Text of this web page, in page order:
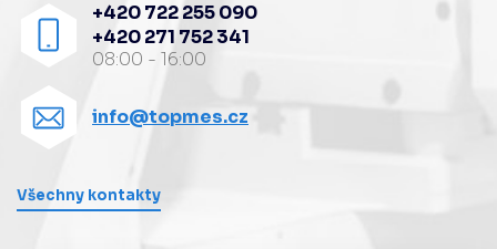
+420 722 255 090
+420 271 752 341
08:00 - 16:00
info@topmes.cz
Všechny kontakty